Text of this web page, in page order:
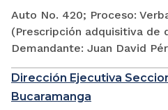
Auto No. 420; Proceso:
(Prescripción adquisitiva de
Demandante: Juan David
Dirección Ejecutiva
Bucaramanga